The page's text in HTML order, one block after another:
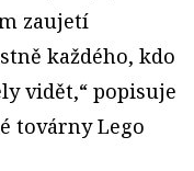
zaujetí
každého, kdo
vidět,“ popisuje
továrny Lego